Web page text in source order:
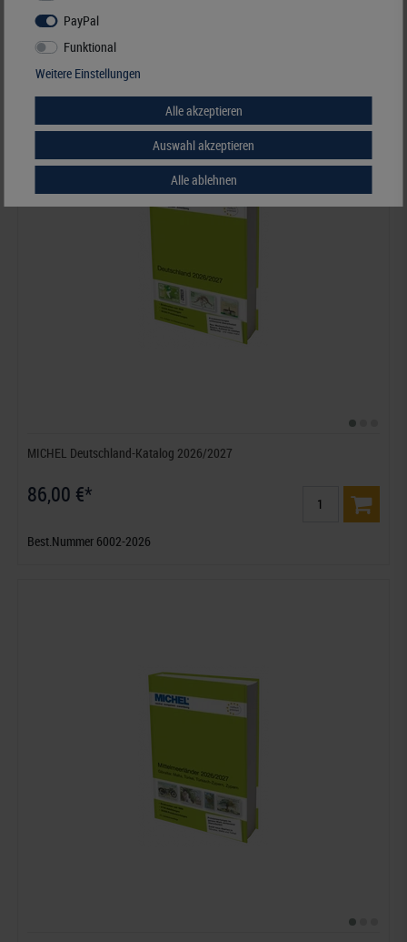
Best.Nummer S7194
MICHEL Deutschland-Katalog 2026/2027
86,00 €*
Best.Nummer 6002-2026
PayPal
Funktional
Weitere Einstellungen
Alle akzeptieren
Auswahl akzeptieren
Alle ablehnen